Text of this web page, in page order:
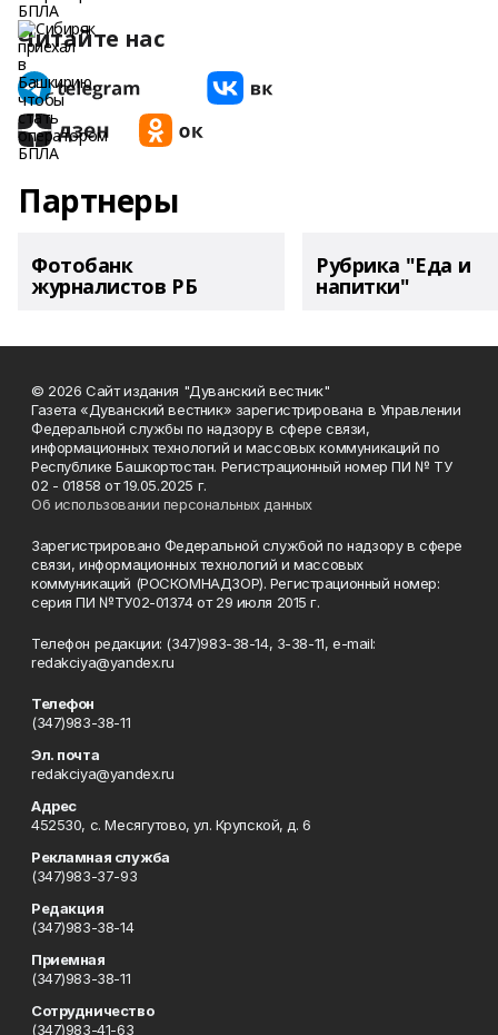
Читайте нас
Партнеры
Фотобанк
журналистов РБ
Рубрика "Еда и
напитки"
© 2026 Сайт издания "Дуванский вестник"
Газета «Дуванский вестник» зарегистрирована в Управлении
Федеральной службы по надзору в сфере связи,
информационных технологий и массовых коммуникаций по
Республике Башкортостан. Регистрационный номер ПИ № ТУ
02 - 01858 от 19.05.2025 г.
Об использовании персональных данных
Зарегистрировано Федеральной службой по надзору в сфере
связи, информационных технологий и массовых
коммуникаций (РОСКОМНАДЗОР). Регистрационный номер:
серия ПИ №ТУ02-01374 от 29 июля 2015 г.
Телефон редакции: (347)983-38-14, 3-38-11, e-mail:
redakciya@yandex.ru
Телефон
(347)983-38-11
Эл. почта
redakciya@yandex.ru
Адрес
452530, с. Месягутово, ул. Крупской, д. 6
Рекламная служба
(347)983-37-93
Редакция
(347)983-38-14
Приемная
(347)983-38-11
Сотрудничество
(347)983-41-63